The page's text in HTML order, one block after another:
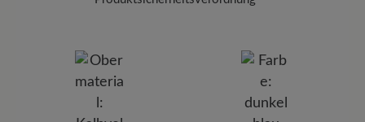
Pleidelsheimer Str. 15/1, 74321 Bietigheim-Bissingen,
E-mail:
kundenbetreuung@baer-schuhe.de